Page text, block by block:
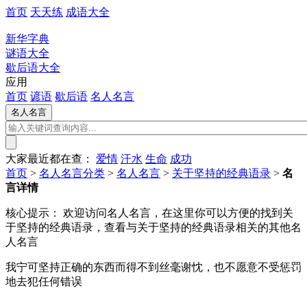
首页 天天练 成语大全
新华字典
谜语大全
歇后语大全
应用
首页 谚语 歇后语 名人名言
大家最近都在查： 爱情 汗水 生命 成功
首页 > 名人名言分类 > 名人名言 > 关于坚持的经典语录 > 名
言详情
核心提示：
欢迎访问名人名言，在这里你可以方便的找到关
于坚持的经典语录，查看与关于坚持的经典语录相关的其他名
人名言
我宁可坚持正确的东西而得不到丝毫谢忱，也不愿意不受惩罚
地去犯任何错误